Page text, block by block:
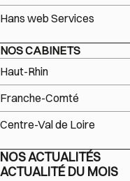
Hans web Services
NOS CABINETS
Haut-Rhin
Franche-Comté
Centre-Val de Loire
NOS ACTUALITÉS
ACTUALITÉ DU MOIS